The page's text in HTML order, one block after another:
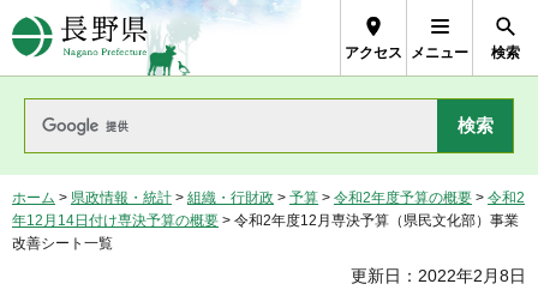
長野県Nagano Prefecture
アクセス メニュー 検索
ホーム > 県政情報・統計 > 組織・行財政 > 予算 > 令和2年度予算の概要 > 令和2
年12月14日付け専決予算の概要 > 令和2年度12月専決予算（県民文化部）事業
改善シート一覧
更新日：2022年2月8日